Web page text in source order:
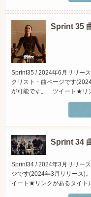
(スマホでご覧頂く場合...
Sprint 35
Sprint35 / 2024年6月リリー
クリスト・曲ページです
が可能です。 ツイート★リ
iTunesに繋がります。 ＊原
う場合があります。≫レスミ
(スマホでご覧頂く場合...
Sprint 34
Sprint34 / 2024年3月リリー
ジです(2024年3月リリース)
イート★リンクがあるタイ
す。 ＊原曲です。実際にク